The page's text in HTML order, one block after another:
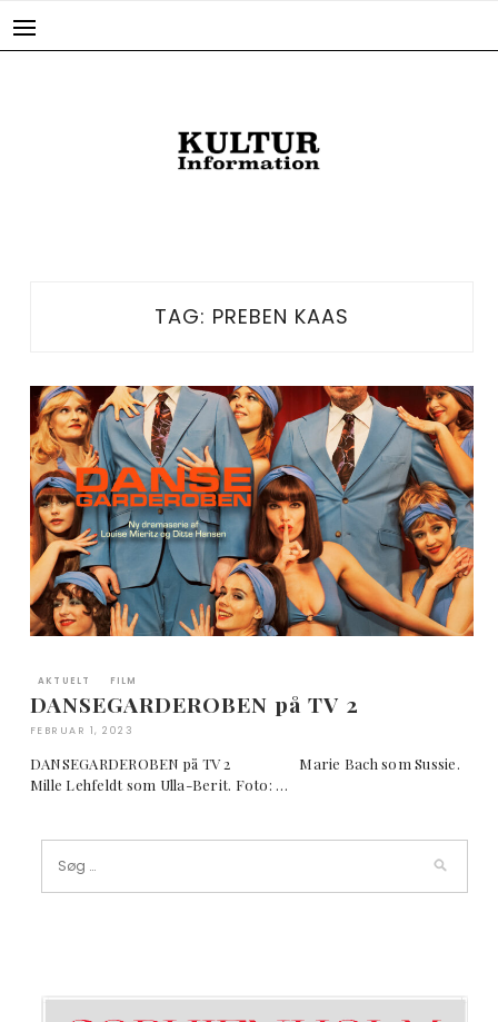
TAG: PREBEN KAAS
AKTUELT FILM
DANSEGARDEROBEN på TV 2
FEBRUAR 1, 2023
DANSEGARDEROBEN på TV 2 Marie Bach som Sussie.
Mille Lehfeldt som Ulla-Berit. Foto: …